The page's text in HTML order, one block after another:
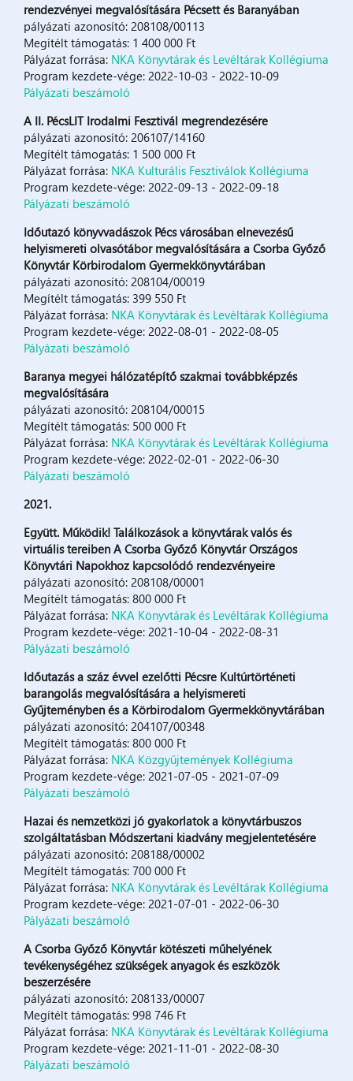
rendezvényei megvalósítására Pécsett és Baranyában
pályázati azonosító: 208108/00113
Megítélt támogatás: 1 400 000 Ft
Pályázat forrása: NKA Könyvtárak és Levéltárak Kollégiuma
Program kezdete-vége: 2022-10-03 - 2022-10-09
Pályázati beszámoló
A II. PécsLIT Irodalmi Fesztivál megrendezésére
pályázati azonosító: 206107/14160
Megítélt támogatás: 1 500 000 Ft
Pályázat forrása: NKA Kulturális Fesztiválok Kollégiuma
Program kezdete-vége: 2022-09-13 - 2022-09-18
Pályázati beszámoló
Időutazó könyvvadászok Pécs városában elnevezésű
helyismereti olvasótábor megvalósítására a Csorba Győző
Könyvtár Körbirodalom Gyermekkönyvtárában
pályázati azonosító: 208104/00019
Megítélt támogatás: 399 550 Ft
Pályázat forrása: NKA Könyvtárak és Levéltárak Kollégiuma
Program kezdete-vége: 2022-08-01 - 2022-08-05
Pályázati beszámoló
Baranya megyei hálózatépítő szakmai továbbképzés
megvalósítására
pályázati azonosító: 208104/00015
Megítélt támogatás: 500 000 Ft
Pályázat forrása: NKA Könyvtárak és Levéltárak Kollégiuma
Program kezdete-vége: 2022-02-01 - 2022-06-30
Pályázati beszámoló
2021.
Együtt. Működik! Találkozások a könyvtárak valós és
virtuális tereiben A Csorba Győző Könyvtár Országos
Könyvtári Napokhoz kapcsolódó rendezvényeire
pályázati azonosító: 208108/00001
Megítélt támogatás: 800 000 Ft
Pályázat forrása: NKA Könyvtárak és Levéltárak Kollégiuma
Program kezdete-vége: 2021-10-04 - 2022-08-31
Pályázati beszámoló
Időutazás a száz évvel ezelőtti Pécsre Kultúrtörténeti
barangolás megvalósítására a helyismereti
Gyűjteményben és a Körbirodalom Gyermekkönyvtárában
pályázati azonosító: 204107/00348
Megítélt támogatás: 800 000 Ft
Pályázat forrása: NKA Közgyűjtemények Kollégiuma
Program kezdete-vége: 2021-07-05 - 2021-07-09
Pályázati beszámoló
Hazai és nemzetközi jó gyakorlatok a könyvtárbuszos
szolgáltatásban Módszertani kiadvány megjelentetésére
pályázati azonosító: 208188/00002
Megítélt támogatás: 700 000 Ft
Pályázat forrása: NKA Könyvtárak és Levéltárak Kollégiuma
Program kezdete-vége: 2021-07-01 - 2022-06-30
Pályázati beszámoló
A Csorba Győző Könyvtár kötészeti műhelyének
tevékenységéhez szükségek anyagok és eszközök
beszerzésére
pályázati azonosító: 208133/00007
Megítélt támogatás: 998 746 Ft
Pályázat forrása: NKA Könyvtárak és Levéltárak Kollégiuma
Program kezdete-vége: 2021-11-01 - 2022-08-30
Pályázati beszámoló